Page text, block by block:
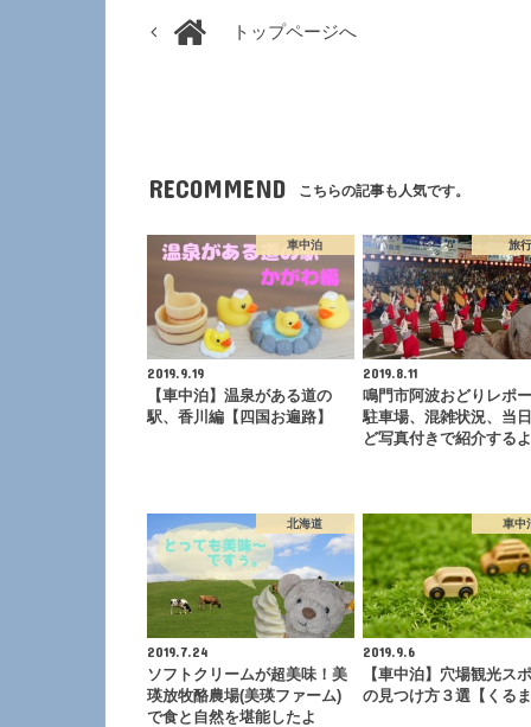
トップページへ
RECOMMEND こちらの記事も人気です。
車中泊
2019.9.19
【車中泊】温泉がある道の
駅、香川編【四国お遍路】
旅
2019.8.11
鳴門市阿波おどりレポー
駐車場、混雑状況、当
ど写真付きで紹介するよ
北海道
2019.7.24
ソフトクリームが超美味！美
瑛放牧酪農場(美瑛ファーム)
で食と自然を堪能したよ
車中
2019.9.6
【車中泊】穴場観光ス
の見つけ方３選【くるま